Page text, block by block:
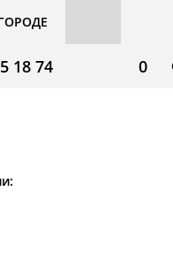
0
18 74